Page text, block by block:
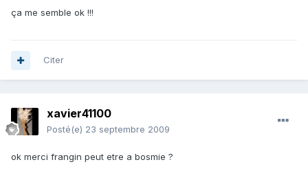
ça me semble ok !!!
Citer
xavier41100
Posté(e) 23 septembre 2009
ok merci frangin peut etre a bosmie ?